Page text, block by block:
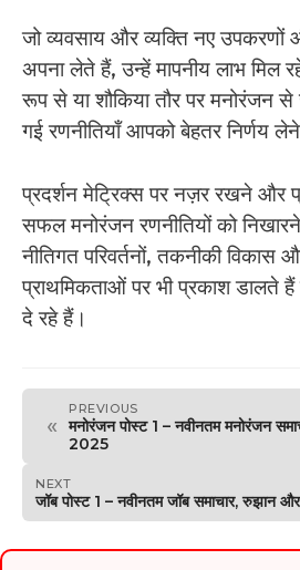
जो व्यवसाय और व्यक्ति नए
अपना लेते हैं, उन्हें मापनीय लाभ मिल
रूप से या शौकिया तौर पर मनोरंजन
गई रणनीतियाँ आपको बेहतर निर्णय
प्रदर्शन मेट्रिक्स पर नज़र रखने और
सफल मनोरंजन रणनीतियों को
नीतिगत परिवर्तनों, तकनीकी विकास
प्राथमिकताओं पर भी प्रकाश डालते
दे रहे हैं।
«
PREVIOUS
मनोरंजन पोस्ट 1 – नवीनतम मनोरंजन
2025
NEXT
जॉब पोस्ट 1 – नवीनतम जॉब समाचार, रुझान